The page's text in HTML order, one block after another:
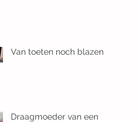
Van toeten noch blazen
Draagmoeder van een